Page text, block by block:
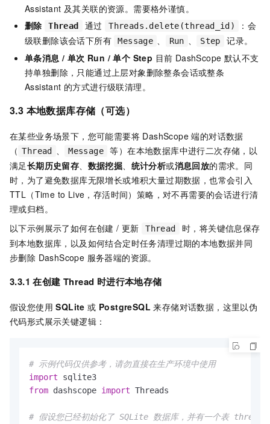
Assistant 及其关联的资源。需要格外谨慎。
删除
Thread 通过 Threads.delete(thread_id)
：会
级联删除该会话下所有
Message Run Step
记录。
单条消息 / 单次 Run / 单个 Step 目前 DashScope 默认不支
持单独删除，只能通过上层对象删除整条会话或整条
Assistant 的方式进行级联清理。
3.3 本地数据库存储（可选）
在某些业务场景下，您可能需要将 DashScope 端的对话数据
（ Thread Message
等）在本地数据库中进行二次存储，以
满足长期历史留存 数据挖掘 统计分析或消息回放的需求。同
时，为了避免数据库无限增长或堆积大量过期数据，也常会引入
TTL（Time to Live，存活时间）策略，对不再需要的会话进行清
理或归档。
以下示例展示了如何在创建 / 更新
Thread
时，将关键信息保存
到本地数据库，以及如何结合定时任务清理过期的本地数据并同
步删除 DashScope 服务器端的资源。
3.3.1 在创建 Thread 时进行本地存储
假设您使用SQLite 或 PostgreSQL 来存储对话数据，这里以伪
代码形式展示关键逻辑：
# 示例代码仅供参考，请勿直接在生产环境中使用
import
from dashscope import Threads
# 假设您已经初始化了 SQLite 数据库，并有一个表